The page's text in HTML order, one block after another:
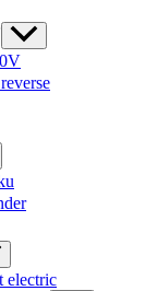
electric